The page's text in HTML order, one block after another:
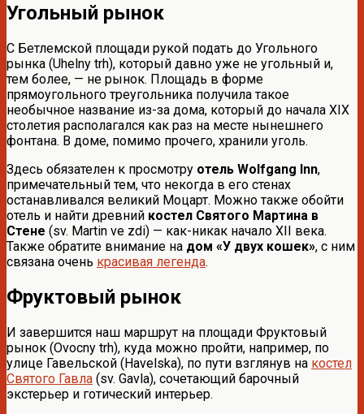
Угольный рынок
С Бетлемской площади рукой подать до Угольного
рынка (Uhelny trh), который давно уже не угольный и,
тем более, — не рынок. Площадь в форме
прямоугольного треугольника получила такое
необычное название из-за дома, который до начала XIX
столетия располагался как раз на месте нынешнего
фонтана. В доме, помимо прочего, хранили уголь.
Здесь обязателен к просмотру отель Wolfgang Inn,
примечательный тем, что некогда в его стенах
останавливался великий Моцарт. Можно также обойти
отель и найти древний костел Святого Мартина в
Стене (sv. Martin ve zdi) — как-никак начало XII века.
Также обратите внимание на дом «У двух кошек», с ним
связана очень красивая легенда.
Фруктовый рынок
И завершится наш маршрут на площади Фруктовый
рынок (Ovocny trh), куда можно пройти, например, по
улице Гавельской (Havelska), по пути взглянув на костел
Святого Гавла (sv. Gavla), сочетающий барочный
экстерьер и готический интерьер.